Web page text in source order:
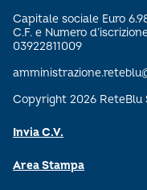
Capitale sociale Euro
C.F. e Numero
03922811009
Copyright 2026
Invia C.V.
Area Stampa